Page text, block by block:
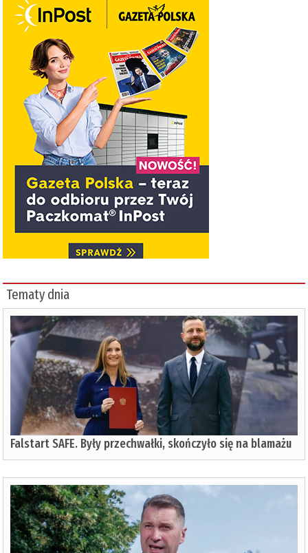
Tematy dnia
Falstart SAFE. Były przechwałki, skończyło się na blamażu